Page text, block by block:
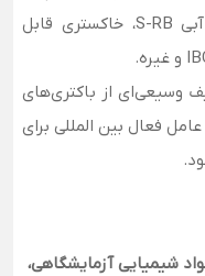
آبی BB، پایه آبی RR، پراکندگی آبی S-RB، خاکستری قابل
وسیعی‌ای از باکتری‌های
فعال بین المللی برای
شیمیایی آزمایشگاهی،